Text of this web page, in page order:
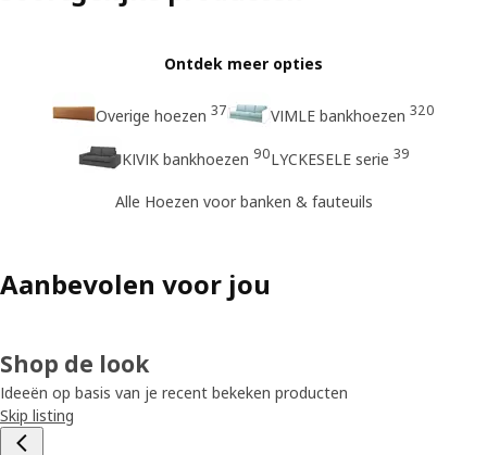
Ontdek meer opties
Overige hoezen 37 VIMLE bankhoezen 320
KIVIK bankhoezen 90LYCKESELE serie 39
Alle Hoezen voor banken & fauteuils
Aanbevolen voor jou
Shop de look
Ideeën op basis van je recent bekeken producten
Skip listing